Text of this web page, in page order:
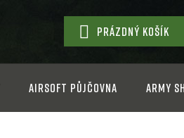
NÁKUPNÍ
KOŠÍK
PRÁZDNÝ KOŠÍK
Airsoft půjčovna Army